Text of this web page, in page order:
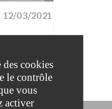
12/03/2021
cookies
le contrôle
vous
activer